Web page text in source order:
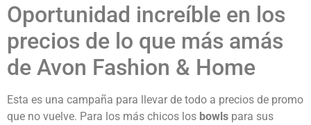
Oportunidad increíble en los
precios de lo que más amás
de Avon Fashion & Home
Esta es una campaña para llevar de todo a precios de promo
que no vuelve. Para los más chicos los bowls para sus